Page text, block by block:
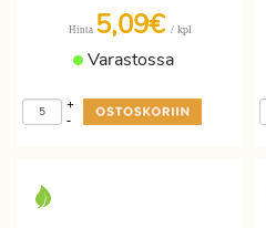
Hinta 5,09€ / kpl
Varastossa
-
+